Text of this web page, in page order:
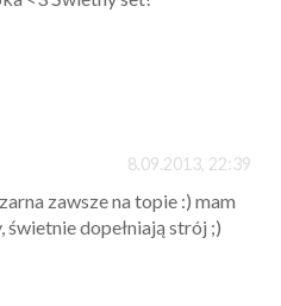
8.09.2013, 22:39
zawsze na topie :) mam
świetnie dopełniają strój ;)